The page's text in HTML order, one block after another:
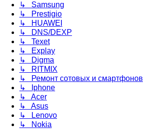
↳ Samsung
↳ Prestigio
↳ HUAWEI
↳ DNS/DEXP
↳ Texet
↳ Explay
↳ Digma
↳ RITMIX
↳ Ремонт сотовых и смартфонов
↳ Iphone
↳ Acer
↳ Asus
↳ Lenovo
↳ Nokia